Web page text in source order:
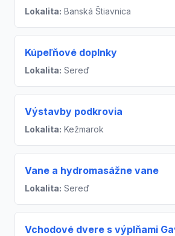
Lokalita: Banská Štiavnica
Kúpeľňové doplnky
Lokalita: Sereď
Výstavby podkrovia
Lokalita: Kežmarok
Vane a hydromasážne vane
Lokalita: Sereď
Vchodové dvere s výplňami